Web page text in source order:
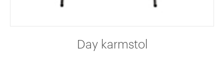
Day karmstol